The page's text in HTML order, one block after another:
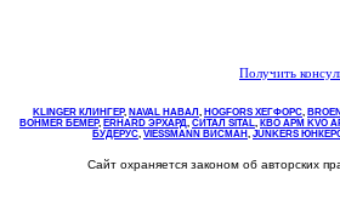
Получить
KLINGER КЛИНГЕР, NAVAL НАВАЛ , НOGFORS ХЕГФОРС,
BOHMER БЕМЕР, ERHARD ЭРХАРД, СИТАЛ SITAL, КВО АРМ KVO
БУДЕРУС, VIESSMANN ВИСМАН , JUNKERS
Сайт охраняется законом об авторских